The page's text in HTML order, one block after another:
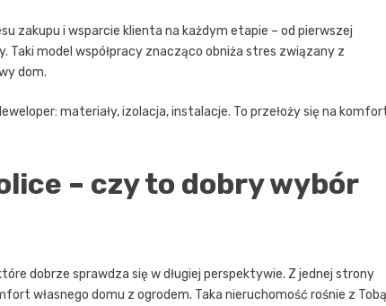
zakupu i wsparcie klienta na każdym etapie – od pierwszej
model współpracy znacząco obniża stres związany z
dom.
materiały, izolacja, instalacje. To przełoży się na
– czy to dobry wybór
dobrze sprawdza się w długiej perspektywie. Z jednej strony
własnego domu z ogrodem. Taka nieruchomość rośnie z Tobą